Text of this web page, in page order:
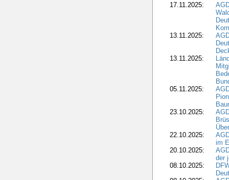
17.11.2025:
13.11.2025:
13.11.2025:
05.11.2025:
23.10.2025:
22.10.2025:
im
20.10.2025:
der
08.10.2025: